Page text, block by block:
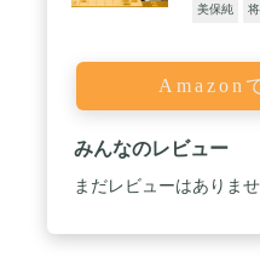
美保純
Amazon
みんなのレビュー
まだレビューはありま